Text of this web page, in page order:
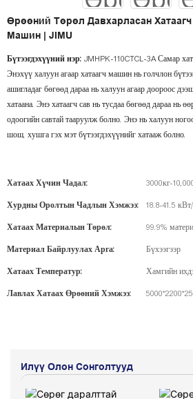
Өрөөний Төрөл Давхарласан
Машин | JIMU
Бүтээгдэхүүний нэр: JMHPK-110CTCL-3A Самар
Энэхүү халуун агаар хатаагч машин нь голчлон
ашигладаг бөгөөд дараа нь халуун агаар доороос
хатаана. Энэ хатаагч сав нь тусдаа бөгөөд дараа нь
одоогийн савтай тааруулж болно. Энэ нь халуун
шош, хушга гэх мэт бүтээгдэхүүнийг хатааж болно.
Хатаах Хүчин Чадал: 3000кг-
Хурдны Оролтын Чадлын Хэмжээ: 18.8-41.5
Хатаах Материалын Төрөл: 99.9%
Материал Байрлуулах Арга: Бүхээгээр
Хатаах Температур: Хамгийн
Лавлах Хатаах Өрөөний Хэмжээ:
Илүү Олон Сонголтууд